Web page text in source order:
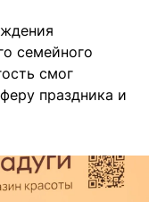
семейного
смог
праздника и